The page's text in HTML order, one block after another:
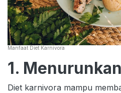
Manfaat Diet Karnivora
1.
Diet karnivora mampu